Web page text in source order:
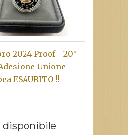
2024 Proof - 20°
Unione
ESAURITO !!
disponibile